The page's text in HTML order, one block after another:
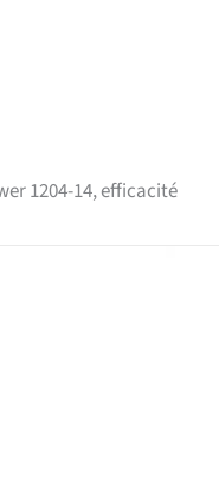
1204-14, efficacité